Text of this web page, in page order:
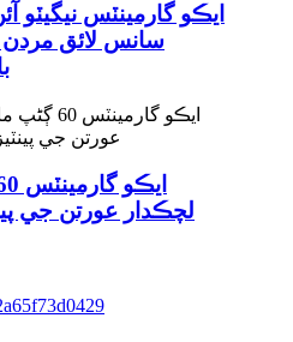
سانس لائق
لچڪدار عورتن جي